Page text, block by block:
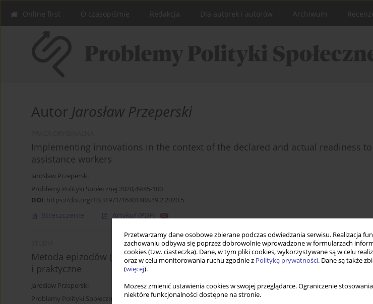
Przetwarzamy dane osobowe zbierane podczas odwiedzania serwisu. Realizacja
zachowaniu odbywa się poprzez dobrowolnie wprowadzone w formularzach
cookies (tzw. ciasteczka). Dane, w tym pliki cookies, wykorzystywane są w celu
oraz w celu monitorowania ruchu zgodnie z Polityką prywatności. Dane są także
(więcej).
Możesz zmienić ustawienia cookies w swojej przeglądarce. Ograniczenie
niektóre funkcjonalności dostępne na stronie.
Online first O czasopiśmie Redakcja Dla autorek i autorów Archiwum
Autor Jarosław Przeperski
Implementing innovations in the context of the declared and actual readiness
assistance workers
Jarosław Przeperski
Problemy Polityki Społecznej 2020;49:85-100
DOI: https://doi.org/10.31971/16401808.49.2.2020.5
Streszczenie Artykuł (PDF)
Metoda epizodów (vignettes) w badaniach społecznych i familiologicznych.
i praktyczne
Jarosław Przeperski
Problemy Polityki Społecznej 2018;42:53-67